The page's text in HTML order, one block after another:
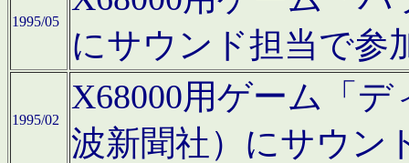
1995/05
にサウンド担当で参
1995/02
X68000用ゲーム「
波新聞社）にサウン